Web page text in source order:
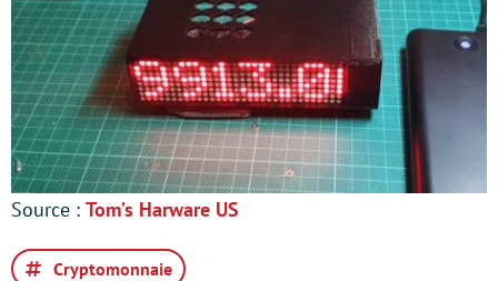
Source : Tom’s Harware US
Cryptomonnaie